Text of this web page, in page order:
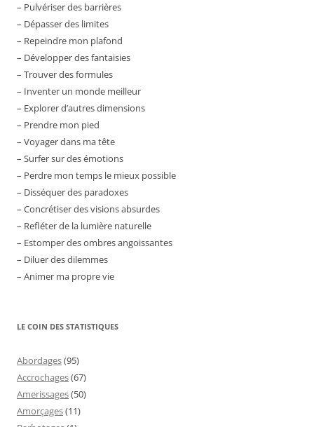
– Pulvériser des barrières
– Dépasser des limites
– Repeindre mon plafond
– Développer des fantaisies
– Trouver des formules
– Inventer un monde meilleur
– Explorer d’autres dimensions
– Prendre mon pied
– Voyager dans ma tête
– Surfer sur des émotions
– Perdre mon temps le mieux possible
– Disséquer des paradoxes
– Concrétiser des visions absurdes
– Refléter de la lumière naturelle
– Estomper des ombres angoissantes
– Diluer des dilemmes
– Animer ma propre vie
LE COIN DES STATISTIQUES
Abordages(95)
Accrochages(67)
Amerissages(50)
Amorçages(11)